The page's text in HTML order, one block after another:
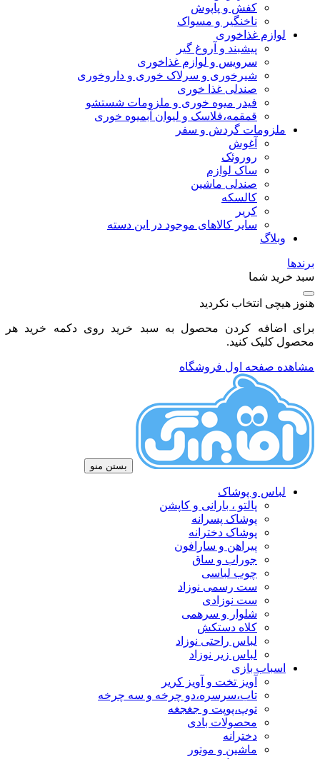
کفش و پاپوش
ناخنگیر و مسواک
لوازم غذاخوری
پیشبند و آروغ گیر
سرویس و لوازم غذاخوری
شیرخوری و سرلاک خوری و داروخوری
صندلی غذا خوری
فیدر میوه خوری و ملزومات شستشو
قمقمه،فلاسک و لیوان آبمیوه خوری
ملزومات گردش و سفر
آغوش
روروئک
ساک لوازم
صندلی ماشین
کالسکه
کریر
سایر کالاهای موجود در این دسته
وبلاگ
برندها
سبد خرید شما
هنوز هیچی انتخاب نکردید
برای اضافه کردن محصول به سبد خرید روی دکمه خرید هر
محصول کلیک کنید.
مشاهده صفحه اول فروشگاه
بستن منو
لباس و پوشاک
پالتو ، بارانی و کاپشن
پوشاک پسرانه
پوشاک دخترانه
پیراهن و سارافون
جوراب و ساق
چوب لباسی
ست رسمی نوزاد
ست نوزادی
شلوار و سرهمی
کلاه دستکش
لباس راحتی نوزاد
لباس زیر نوزاد
اسباب بازی
آویز تخت و آویز کریر
تاب،سرسره،دو چرخه و سه چرخه
توپ،پوپت و جغجغه
محصولات بادی
دخترانه
ماشین و موتور